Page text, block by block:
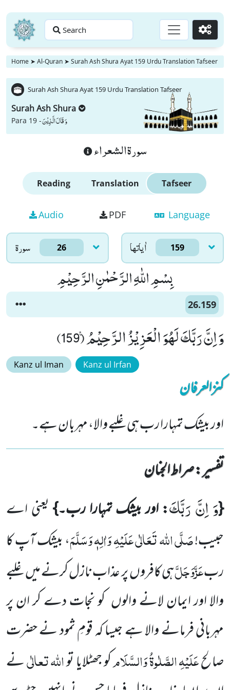
Search Go
Home ➤ Al-Quran ➤ Surah Ash Shura Ayat 159 Urdu Translation Tafseer
Surah Ash Shura Ayat 159 Urdu Translation Tafseer
Surah Ash Shura
Para 19 -وَ قَالَ الَّذِیْنَ
سورة الشعراء
Reading Translation Tafseer
Audio PDF Language
سورۃ 26 اٰياتها 159
بِسْمِ اللّٰهِ الرَّحْمٰنِ الرَّحِیْمِ
26.159
وَ اِنَّ رَبَّكَ لَهُوَ الْعَزِیْزُ الرَّحِیْمُ۠ (159)
Kanz ul Iman Kanz ul Irfan
کنزالعرفان
اور بیشک تمہارا رب ہی غلبے والا، مہربان ہے۔
تفسیر : ‎صراط الجنان
{وَ اِنَّ رَبَّكَ: اور بیشک تمہارا رب۔}یعنی اے
حبیب!صَلَّی اللہ تَعَالٰی عَلَیْہِ وَاٰلِہٖ وَسَلَّمَ، بیشک آپ کا
ربعَزَّوَجَلَّہیکافروں پر عذاب نازل کرنے میں غلبے
والا اور ایمان لانے والوں کو نجات دے کر ان پر
مہربانی فرمانے والا ہے جیسا کہ قومِ ثمود نے حضرت
صالحعَلَیْہِالصَّلٰوۃُوَالسَّلَامکو جھٹلایا تواللہتعالٰینے